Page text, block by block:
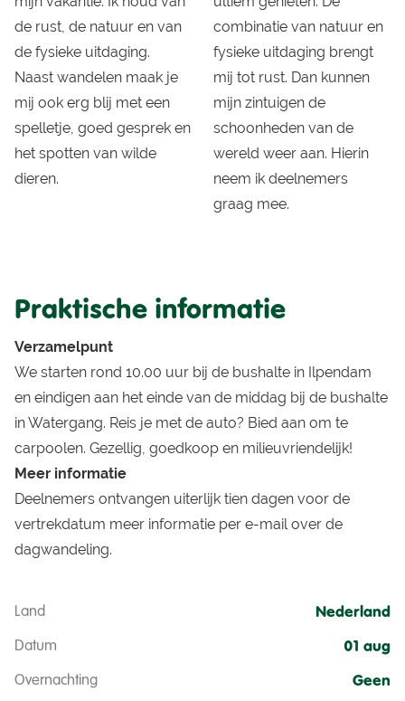
de rust, de natuur en van
de fysieke uitdaging.
Naast wandelen maak je
mij ook erg blij met een
spelletje, goed gesprek en
het spotten van wilde
dieren.
combinatie van natuur en
fysieke uitdaging brengt
mij tot rust. Dan kunnen
mijn zintuigen de
schoonheden van de
wereld weer aan. Hierin
neem ik deelnemers
graag mee.
Praktische informatie
Verzamelpunt
We starten rond 10.00 uur bij de bushalte in Ilpendam
en eindigen aan het einde van de middag bij de bushalte
in Watergang. Reis je met de auto? Bied aan om te
carpoolen. Gezellig, goedkoop en milieuvriendelijk!
Meer informatie
Deelnemers ontvangen uiterlijk tien dagen voor de
vertrekdatum meer informatie per e-mail over de
dagwandeling.
Land Nederland
Datum 01 aug
Overnachting Geen